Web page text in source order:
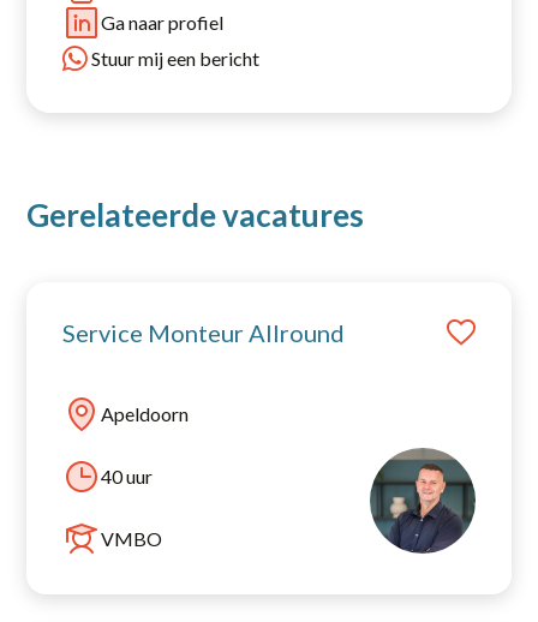
Ga naar profiel
Stuur mij een bericht
Gerelateerde vacatures
Service Monteur Allround
Apeldoorn
40 uur
VMBO